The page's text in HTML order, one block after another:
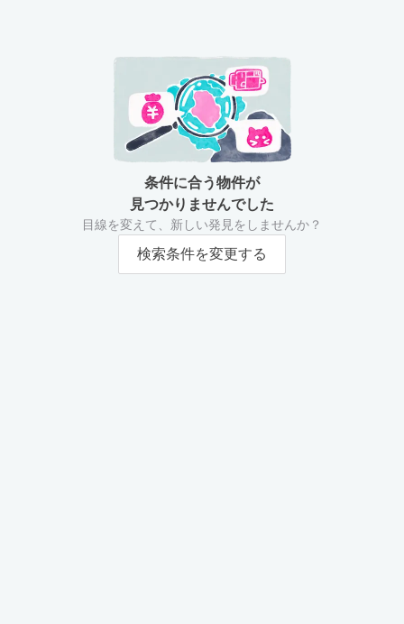
条件に合う物件が
見つかりませんでした
目線を変えて、新しい発見をしませんか？
検索条件を変更する